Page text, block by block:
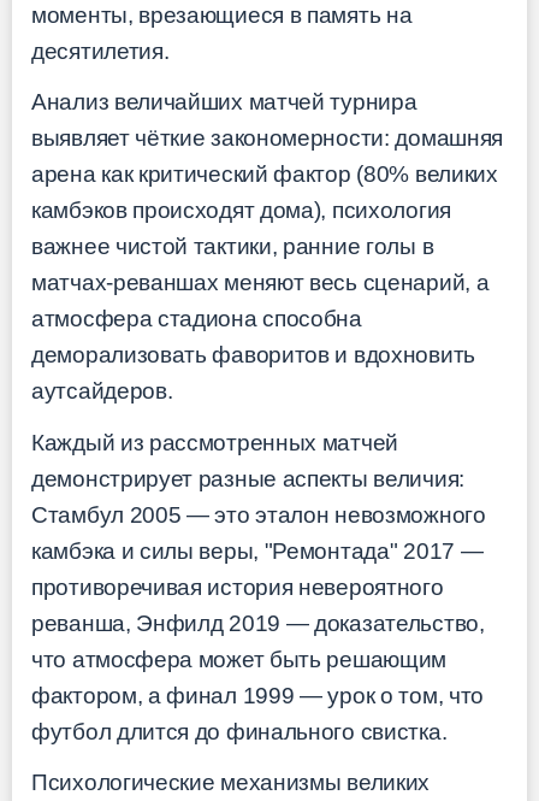
моменты, врезающиеся в память на
десятилетия.
Анализ величайших матчей турнира
выявляет чёткие закономерности: домашняя
арена как критический фактор (80% великих
камбэков происходят дома), психология
важнее чистой тактики, ранние голы в
матчах-реваншах меняют весь сценарий, а
атмосфера стадиона способна
деморализовать фаворитов и вдохновить
аутсайдеров.
Каждый из рассмотренных матчей
демонстрирует разные аспекты величия:
Стамбул 2005 — это эталон невозможного
камбэка и силы веры, "Ремонтада" 2017 —
противоречивая история невероятного
реванша, Энфилд 2019 — доказательство,
что атмосфера может быть решающим
фактором, а финал 1999 — урок о том, что
футбол длится до финального свистка.
Психологические механизмы великих